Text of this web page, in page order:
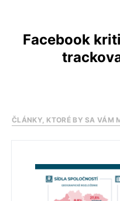
Facebook
ČLÁNKY, KTORÉ BY SA VÁM